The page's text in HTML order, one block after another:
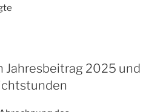
Jahresbeitrag 2025 und